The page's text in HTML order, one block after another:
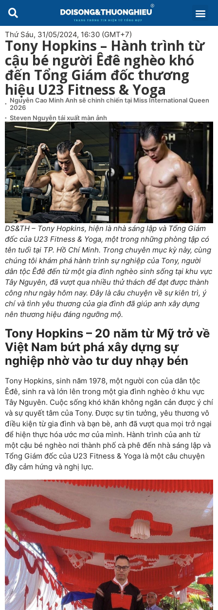
Thứ Sáu, 31/05/2024, 16:30 (GMT+7)
Tony Hopkins – Hành trình từ
cậu bé người Êđê nghèo khó
đến Tổng Giám đốc thương
hiệu U23 Fitness & Yoga
Nguyễn Cao Minh Anh sẽ chinh chiến tại Miss International Queen
2026
Steven Nguyễn tái xuất màn ảnh
DS&TH – Tony Hopkins, hiện là nhà sáng lập và Tổng Giám
đốc của U23 Fitness & Yoga, một trong những phòng tập có
tên tuổi tại TP. Hồ Chí Minh. Trong chuyên mục kỳ này, cùng
chúng tôi khám phá hành trình sự nghiệp của Tony, người
dân tộc Êđê đến từ một gia đình nghèo sinh sống tại khu vực
Tây Nguyên, đã vượt qua nhiều thử thách để đạt được thành
công như ngày hôm nay. Đây là câu chuyện về sự kiên trì, ý
chí và tình yêu thương của gia đình đã giúp anh xây dựng
nên thương hiệu đáng ngưỡng mộ.
Tony Hopkins – 20 năm từ Mỹ trở về
Việt Nam bứt phá xây dựng sự
nghiệp nhờ vào tư duy nhạy bén
Tony Hopkins, sinh năm 1978, một người con của dân tộc
Êđê, sinh ra và lớn lên trong một gia đình nghèo ở khu vực
Tây Nguyên. Cuộc sống khó khăn không ngăn cản được ý chí
và sự quyết tâm của Tony. Được sự tin tưởng, yêu thương vô
điều kiện từ gia đình và bạn bè, anh đã vượt qua mọi trở ngại
để hiện thực hóa ước mơ của mình. Hành trình của anh từ
một cậu bé nghèo nơi thành phố cà phê đến nhà sáng lập và
Tổng Giám đốc của U23 Fitness & Yoga là một câu chuyện
đầy cảm hứng và nghị lực.